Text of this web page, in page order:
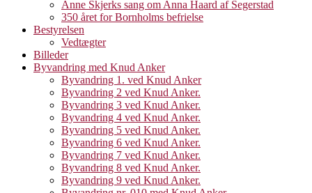
Anne Skjerks sang om Anna Haard af Segerstad
350 året for Bornholms befrielse
Bestyrelsen
Vedtægter
Billeder
Byvandring med Knud Anker
Byvandring 1. ved Knud Anker
Byvandring 2 ved Knud Anker.
Byvandring 3 ved Knud Anker.
Byvandring 4 ved Knud Anker.
Byvandring 5 ved Knud Anker.
Byvandring 6 ved Knud Anker.
Byvandring 7 ved Knud Anker.
Byvandring 8 ved Knud Anker.
Byvandring 9 ved Knud Anker.